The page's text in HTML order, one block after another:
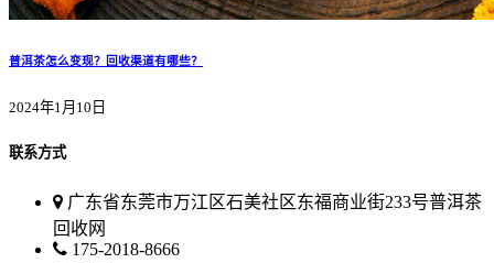
普洱茶怎么变现？回收渠道有哪些？
2024年1月10日
联系方式
广东省东莞市万江区石美社区东福商业街233号普洱茶
回收网
175-2018-8666